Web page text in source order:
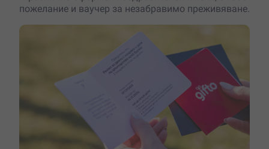
пожелание и ваучер за незабравимо преживяване.